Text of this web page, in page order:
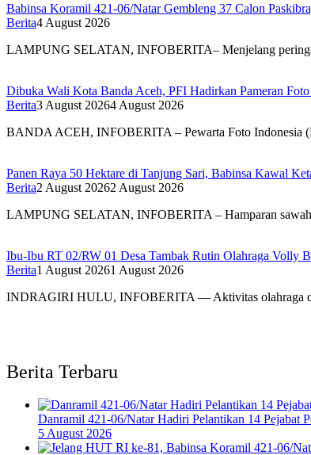
Babinsa Koramil 421-06/Natar Gembleng 37 Calon
Berita4 August 2026
LAMPUNG SELATAN, INFOBERITA– Menjelang
Dibuka Wali Kota Banda Aceh, PFI Hadirkan Pameran
Berita3 August 20264 August 2026
BANDA ACEH, INFOBERITA – Pewarta Foto Indonesia
Panen Raya 50 Hektare di Tanjung Sari, Babinsa Kawal
Berita2 August 20262 August 2026
LAMPUNG SELATAN, INFOBERITA – Hamparan
Ibu-Ibu RT 02/RW 01 Desa Tambak Rutin Olahraga Volly
Berita1 August 20261 August 2026
INDRAGIRI HULU, INFOBERITA — Aktivitas olahraga
Berita Terbaru
Danramil 421-06/Natar Hadiri Pelantikan 14 Pejabat
5 August 2026